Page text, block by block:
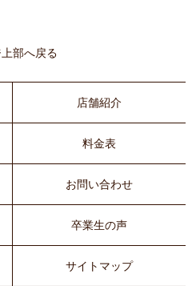
部へ戻る
店舗紹介
料金表
お問い合わせ
卒業生の声
サイトマップ